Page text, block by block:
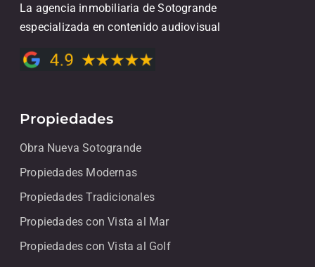
La agencia inmobiliaria de Sotogrande
especializada en contenido audiovisual
Propiedades
Obra Nueva Sotogrande
Propiedades Modernas
Propiedades Tradicionales
Propiedades con Vista al Mar
Propiedades con Vista al Golf